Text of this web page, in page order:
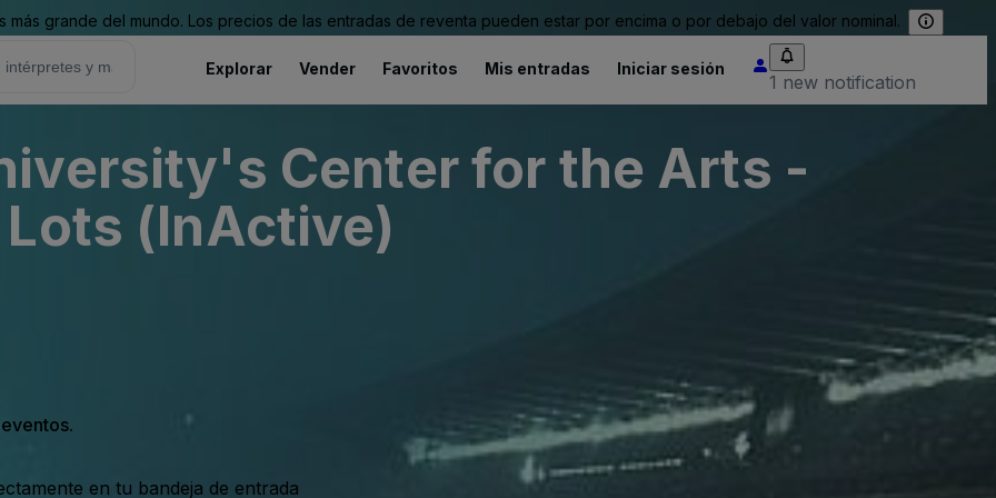
grande del mundo. Los precios de las entradas de reventa pueden estar por encima o por debajo del valor nominal.
Explorar Vender Favoritos Mis entradas Iniciar sesión
1 new notification
Center for the Arts -
(InActive)
en tu bandeja de entrada